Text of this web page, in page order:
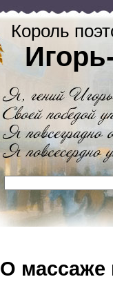
Король
О